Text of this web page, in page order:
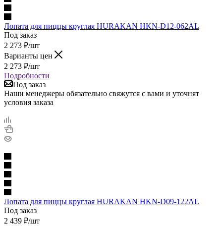
Лопата для пиццы круглая HURAKAN HKN-D12-062AL
Под заказ
2 273 ₽/шт
Варианты цен
2 273 ₽/шт
Подробности
Под заказ
Наши менеджеры обязательно свяжутся с вами и уточнят
условия заказа
Лопата для пиццы круглая HURAKAN HKN-D09-122AL
Под заказ
2 439 ₽/шт